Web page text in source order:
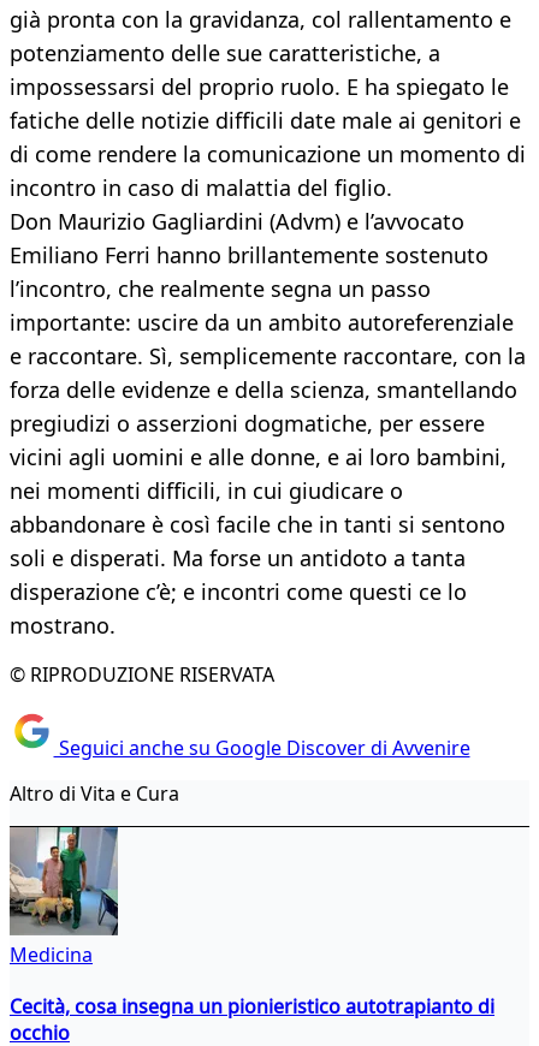
già pronta con la gravidanza, col rallentamento e
potenziamento delle sue caratteristiche, a
impossessarsi del proprio ruolo. E ha spiegato le
fatiche delle notizie difficili date male ai genitori e
di come rendere la comunicazione un momento di
incontro in caso di malattia del figlio.
Don Maurizio Gagliardini (Advm) e l’avvocato
Emiliano Ferri hanno brillantemente sostenuto
l’incontro, che realmente segna un passo
importante: uscire da un ambito autoreferenziale
e raccontare. Sì, semplicemente raccontare, con la
forza delle evidenze e della scienza, smantellando
pregiudizi o asserzioni dogmatiche, per essere
vicini agli uomini e alle donne, e ai loro bambini,
nei momenti difficili, in cui giudicare o
abbandonare è così facile che in tanti si sentono
soli e disperati. Ma forse un antidoto a tanta
disperazione c’è; e incontri come questi ce lo
mostrano.
© RIPRODUZIONE RISERVATA
Seguici anche su Google Discover di Avvenire
Altro di Vita e Cura
Medicina
Cecità, cosa insegna un pionieristico autotrapianto di
occhio